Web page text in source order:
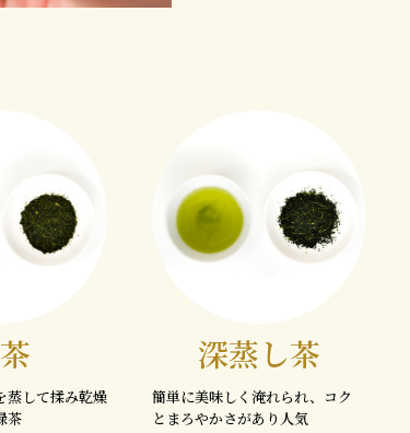
蒸して揉み乾燥
茶
深蒸し茶
簡単に美味しく淹れられ、コク
とまろやかさがあり人気